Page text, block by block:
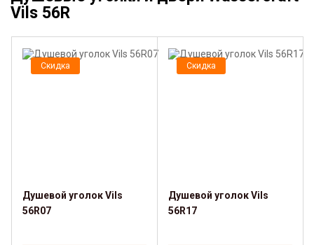
Vils 56R
Скидка
Душевой уголок Vils
56R07
Скидка
Душевой уголок Vils
56R17